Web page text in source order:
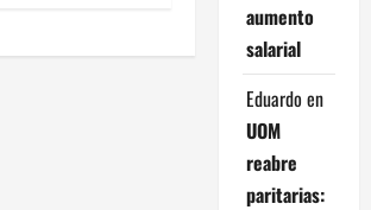
aumento
salarial
Eduardo en
UOM
reabre
paritarias: